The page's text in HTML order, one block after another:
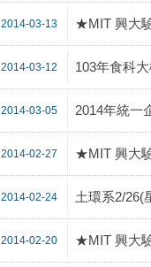
2014-03-13 ★MIT 興大
2014-03-12 103年食科
2014-03-05 2014年統一
2014-02-27 ★MIT 興大
2014-02-24 土環系2/26(
2014-02-20 ★MIT 興大